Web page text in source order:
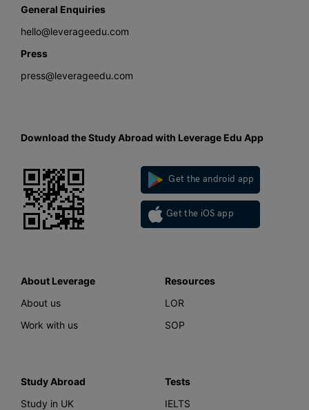
General Enquiries
hello@leverageedu.com
Press
press@leverageedu.com
Download the Study Abroad with Leverage Edu App
Get the android app
Get the iOS app
About Leverage
About us
Work with us
Resources
LOR
SOP
Study Abroad
Study in UK
Tests
IELTS